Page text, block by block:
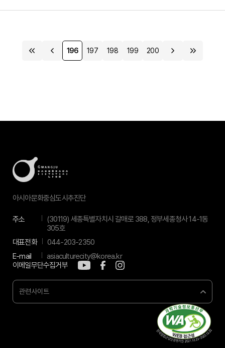
196 197 198 199 200
아시아문화중심도시추진단
주소
(30119) 세종특별자치시 갈매로 388, 정부세종청사 14-1동
305호
대표전화
044-203-2350
E-mail
asiaculturecity@korea.kr
이메일무단수집거부
관련사이트